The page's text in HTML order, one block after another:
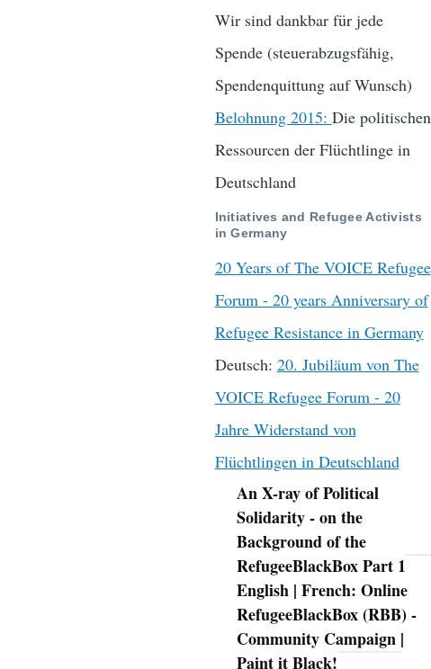
Wir sind dankbar für jede
Spende (steuerabzugsfähig,
Spendenquittung auf Wunsch)
Belohnung 2015: Die politischen
Ressourcen der Flüchtlinge in
Deutschland
Initiatives and Refugee Activists
in Germany
20 Years of The VOICE Refugee
Forum - 20 years Anniversary of
Refugee Resistance in Germany
Deutsch: 20. Jubiläum von The
VOICE Refugee Forum - 20
Jahre Widerstand von
Flüchtlingen in Deutschland
Navigation
An X-ray of Political
Solidarity - on the
Background of the
RefugeeBlackBox Part 1
English | French: Online
RefugeeBlackBox (RBB) -
Community Campaign |
Paint it Black!